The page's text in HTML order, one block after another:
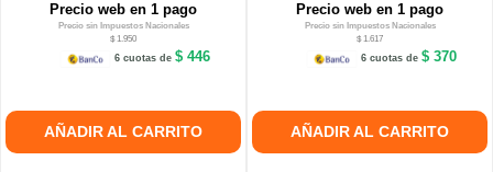
Precio web en 1 pago
Precio sin Impuestos Nacionales
$ 1.950
6 cuotas de$ 446
AÑADIR AL CARRITO
Precio web en 1 pago
Precio sin Impuestos Nacionales
$ 1.617
6 cuotas de$ 370
AÑADIR AL CARRITO